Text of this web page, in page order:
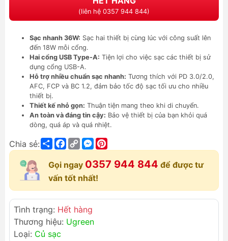
(liên hệ 0357 944 844)
Sạc nhanh 36W: Sạc hai thiết bị cùng lúc với công suất lên
đến 18W mỗi cổng.
Hai cổng USB Type-A: Tiện lợi cho việc sạc các thiết bị sử
dụng cổng USB-A.
Hỗ trợ nhiều chuẩn sạc nhanh: Tương thích với PD 3.0/2.0,
AFC, FCP và BC 1.2, đảm bảo tốc độ sạc tối ưu cho nhiều
thiết bị.
Thiết kế nhỏ gọn: Thuận tiện mang theo khi di chuyển.
An toàn và đáng tin cậy: Bảo vệ thiết bị của bạn khỏi quá
dòng, quá áp và quá nhiệt.
Chia sẻ: ShareFacebook
Copy
Link
Messenger
Gọi ngay 0357 944 844 để được tư
vấn tốt nhất!
Tình trạng: Hết hàng
Thương hiệu: Ugreen
Loại: Củ sạc